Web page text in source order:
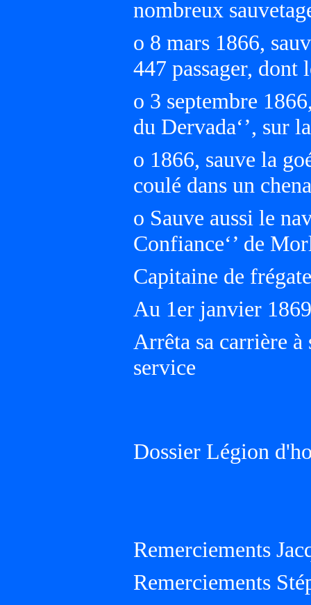
nombreux
o 8 mars 1866,
447 passager,
o 3 septembre
du Dervada‘’, sur
o 1866, sauve la
coulé dans un
o Sauve aussi le
Confiance‘’ de
Capitaine de
Au 1er janvier
Arrêta sa carrière à
service
Dossier Légion
Remerciements
Remerciements